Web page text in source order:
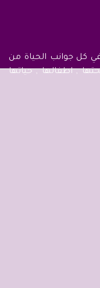
كل جوانب الحياة من
, اطفالها , حياتها